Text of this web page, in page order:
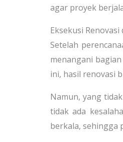
agar proyek
Eksekusi Renovasi
Setelah
menangani
ini, hasil renovasi
Namun, yang
tidak ada
berkala, sehingga